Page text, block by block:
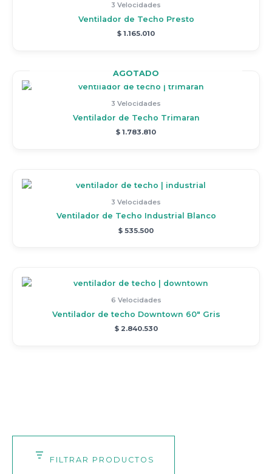
FILTRAR PRODUCTOS
3 Velocidades
Ventilador de Techo Presto
$ 1.165.010
AGOTADO
3 Velocidades
Ventilador de Techo Trimaran
$ 1.783.810
3 Velocidades
Ventilador de Techo Industrial Blanco
$ 535.500
6 Velocidades
Ventilador de techo Downtown 60″ Gris
$2.840.530